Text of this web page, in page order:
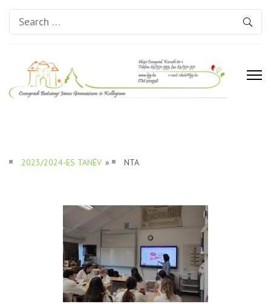
Search
for:
2023/2024-ES TANÉV » NTA